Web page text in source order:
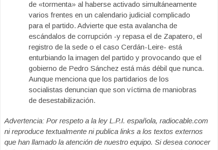
de «tormenta» al haberse activado simultáneamente
varios frentes en un calendario judicial complicado
para el partido. Advierte que esta avalancha de
escándalos de corrupción -y repasa el de Zapatero, el
registro de la sede o el caso Cerdán-Leire- está
enturbiando la imagen del partido y provocando que el
gobierno de Pedro Sánchez está más débil que nunca.
Aunque menciona que los partidarios de los
socialistas denuncian que son víctima de maniobras
de desestabilización.
Advertencia: Por respeto a la ley L.P.I. española, radiocable.com
ni reproduce textualmente ni publica links a los textos externos
que han llamado la atención de nuestro equipo. Si desea conocer